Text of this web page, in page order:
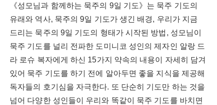
《성모님과 함께하는 묵주의 9일 기도》는 묵주 기도의
유래와 역사, 묵주의 9일 기도가 생긴 배경, 우리가 지금
드리는 묵주의 9일 기도의 형태가 시작된 방법, 성모님이
묵주 기도를 널리 전파한 도미니코 성인의 제자인 알랑 드
라 로슈 복자에게 하신 15가지 약속의 내용이 자세히 담겨
있어 묵주 기도를 하기 전에 알아두면 좋을 지식을 제공해
독자들의 호기심을 자극한다. 또 단순히 기도만 하는 것을
넘어 다양한 성인들이 우리와 똑같이 묵주 기도를 바치면